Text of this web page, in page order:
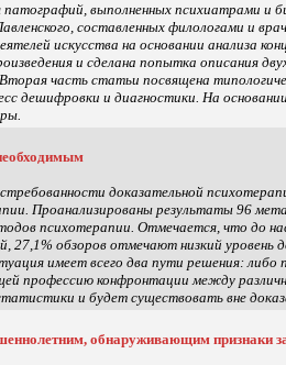
выполненных психиатрами и
составленных филологами и
искусства на основании анализа
и сделана попытка описания
часть статьи посвящена
дешифровки и диагностики. На
доказательной
Проанализированы результаты 96
психотерапии. Отмечается, что до
обзоров отмечают низкий уровень
имеет всего два пути решения:
профессию конфронтации между
и будет существовать вне
обнаруживающим признаки